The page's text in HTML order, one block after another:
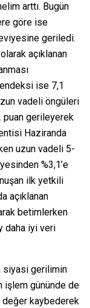
arttı. Bugün
göre ise
geriledi.
açıklanan
ise 7,1
vadeli öngüleri
gerileyerek
Haziranda
uzun vadeli 5-
%3,1’e
ilk yetkili
açıklanan
betimlerken
daha iyi veri
siyasi gerilimin
işlem gününde de
değer kaybederek